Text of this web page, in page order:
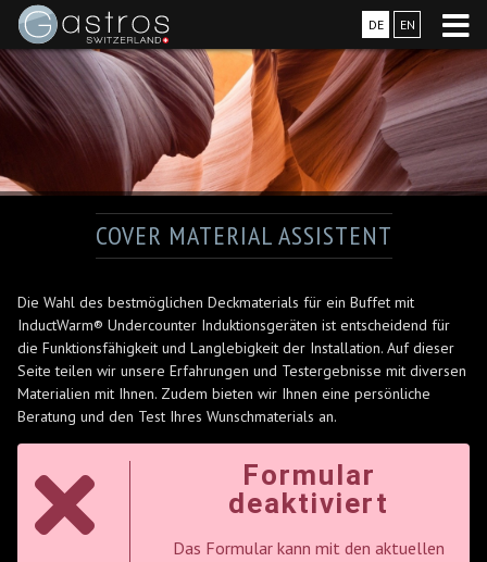
DE EN
COVER MATERIAL ASSISTENT
Die Wahl des bestmöglichen Deckmaterials für ein Buffet mit
InductWarm® Undercounter Induktionsgeräten ist entscheidend für
die Funktionsfähigkeit und Langlebigkeit der Installation. Auf dieser
Seite teilen wir unsere Erfahrungen und Testergebnisse mit diversen
Materialien mit Ihnen. Zudem bieten wir Ihnen eine persönliche
Beratung und den Test Ihres Wunschmaterials an.
Formular
deaktiviert
Das Formular kann mit den aktuellen